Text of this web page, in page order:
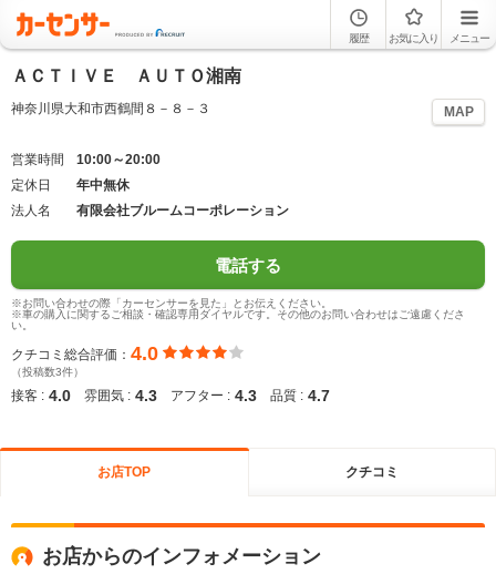
履歴 お気に入り メニュー
ＡＣＴＩＶＥ ＡＵＴＯ湘南
神奈川県大和市西鶴間８－８－３ MAP
営業時間
10:00～20:00
定休日
年中無休
法人名
有限会社ブルームコーポレーション
電話する
※お問い合わせの際「カーセンサーを見た」とお伝えください。
※車の購入に関するご相談・確認専用ダイヤルです。その他のお問い合わせはご遠慮くださ
い。
クチコミ総合評価： 4.0
（投稿数3件）
接客 : 4.0 雰囲気 : 4.3 アフター : 4.3 品質 : 4.7
お店TOP クチコミ
お店からのインフォメーション